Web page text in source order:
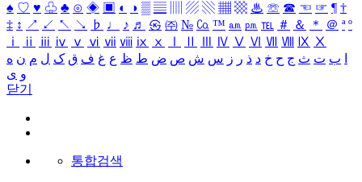
♠ ♡ ♥ ♧ ♣ ⊙ ◈ ▣ ◐ ◑ ▒ ▤ ▨ ▧ ▦ ▩ ♨ ☏ ☎ ☜ ☞ ¶ †
‡ ↕ ↗ ↙ ↖ ↘ ♭ ♩ ♪ ♬ ㉿ ㈜ № ㏇ ™ ㏂ ㏘ ℡ ＃ ＆ ＊ ＠ ª º
ⅰ
ⅱ ⅲ ⅳ ⅴ ⅵ ⅶ ⅷ ⅸ ⅹ Ⅳ Ⅴ Ⅵ Ⅶ Ⅷ Ⅸ Ⅹ
ب ت ث ج ح خ د ذ ر ز س ش ص ض ط ظ ع غ ف ق ک ل م ن ه
و ی
닫기
통합검색